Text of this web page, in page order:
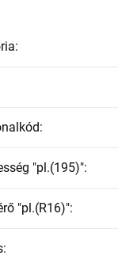
:
:
"pl.(195)":
"pl.(R16)":
: